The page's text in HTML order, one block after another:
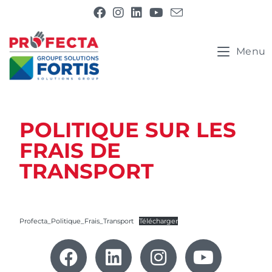
Menu
POLITIQUE SUR LES
FRAIS DE
TRANSPORT
Profecta_Politique_Frais_Transport Télécharger